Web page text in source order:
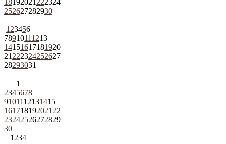
252627282930
1 23456
78910111213
14151617181920
21 222324252627
28293031
1
2345678
9101112131415
161718192021 22
23242526272829
30
1 234